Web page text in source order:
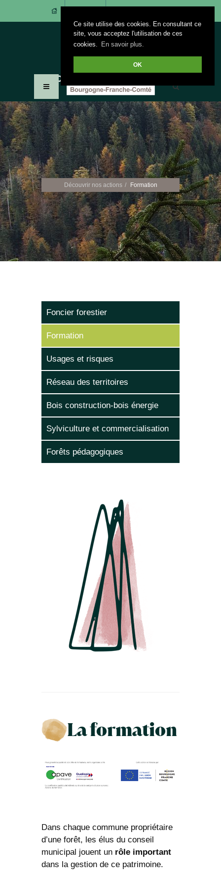
Ce site utilise des cookies. En consultant ce
site, vous acceptez l'utilisation de ces
cookies.
En savoir plus.
OK
Découvrir nos actions Formation
Foncier forestier
Formation
Usages et risques
Réseau des territoires
Bois construction-bois énergie
Sylviculture et commercialisation
Forêts pédagogiques
La formation
Dans chaque commune propriétaire
d’une forêt, les élus du conseil
municipal jouent un rôle important
dans la gestion de ce patrimoine.